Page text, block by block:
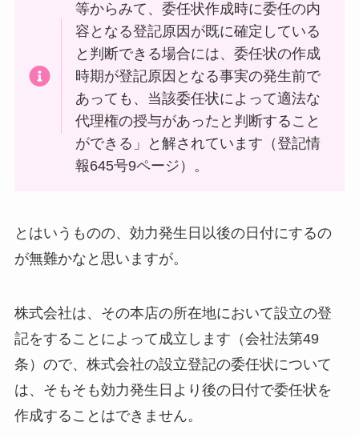
等からみて、委任状作成時に委任の内
容となる登記原因が既に確定している
と判断できる場合には、委任状の作成
時期が登記原因となる事実の発生前で
あっても、当該委任状によって適法な
代理権の授与があったと判断すること
ができる」と解されています（登記情
報645号9ページ）。
とはいうものの、効力発生日以後の日付にするの
が無難かなと思いますが。
株式会社は、その本店の所在地において設立の登
記をすることによって成立します（会社法第49
条）ので、株式会社の設立登記の委任状について
は、そもそも効力発生日より後の日付で委任状を
作成することはできません。